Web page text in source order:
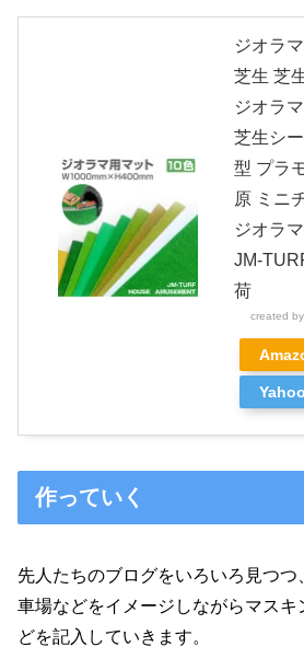
ジオラ
芝生 芝
ジオラ
芝生シ
型 プラ
原 ミニ
ジオラ
JM-
荷
created by
作っていく
先人たちのブログをいろいろ見つ
車場などをイメージしながらマスキ
どを記入していきます。